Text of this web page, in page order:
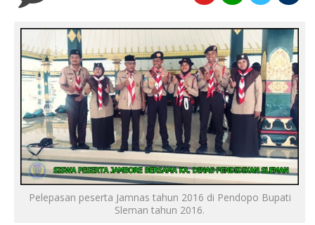
Pelepasan peserta Jamnas tahun 2016 di Pendopo Bupati
Sleman tahun 2016.